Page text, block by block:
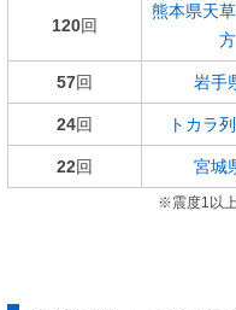
120回
熊本県天
方
57回 岩手
24回 トカラ
22回 宮城
※震度1以